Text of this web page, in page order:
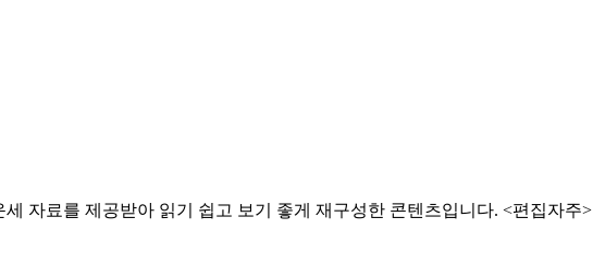
자료를 제공받아 읽기 쉽고 보기 좋게 재구성한 콘텐츠입니다. <편집자주>